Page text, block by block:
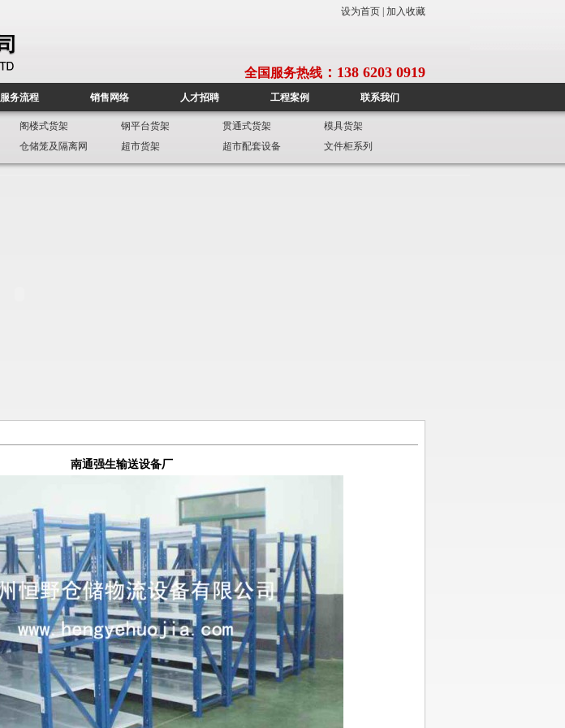
设为首页 加入收藏
全国服务热线 ：138 6203 0919
服务流程 销售网络 人才招聘 工程案例 联系我们
阁楼式货架 钢平台货架 贯通式货架
模具货架
仓储笼及隔离网 超市货架 超市配套设备 文件柜系列
南通强生输送设备厂